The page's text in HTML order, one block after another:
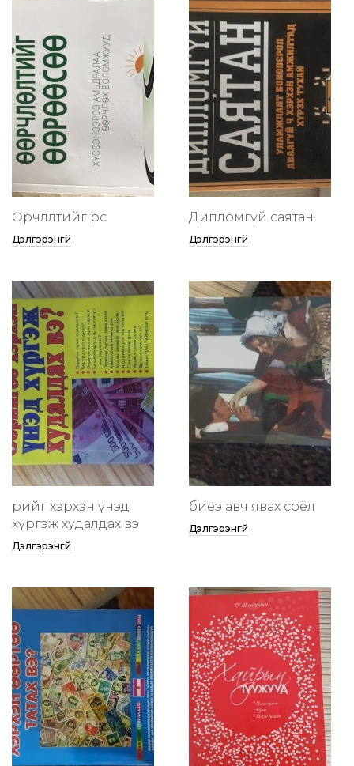
Өөрчлөлтийг өөрөөсөө
Дэлгэрэнгүй
Дипломгүй саятан
Дэлгэрэнгүй
өөрийгөө хэрхэн үнэд
хүргэж худалдах вэ
Дэлгэрэнгүй
биеэ авч явах соёл
Дэлгэрэнгүй